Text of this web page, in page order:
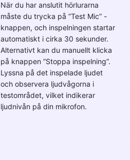
När du har anslutit hörlurarna
måste du trycka på ”Test Mic” -
knappen, och inspelningen startar
automatiskt i cirka 30 sekunder.
Alternativt kan du manuellt klicka
på knappen ”Stoppa inspelning”.
Lyssna på det inspelade ljudet
och observera ljudvågorna i
testområdet, vilket indikerar
ljudnivån på din mikrofon.